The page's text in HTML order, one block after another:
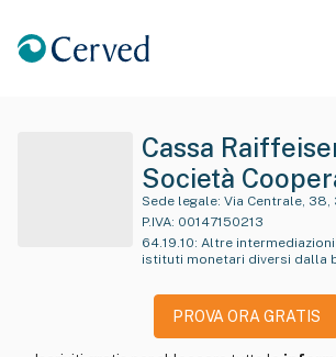
Cassa
Società
Sede legale: Via Centrale, 38,
P.IVA: 00147150213
64.19.10: Altre
istituti monetari diversi dalla
PROVA ORA GRATIS